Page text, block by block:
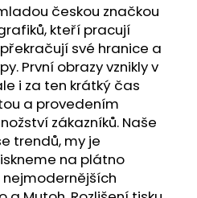
českou značkou
kteří pracují
své hranice a
První obrazy vznikly v
i za ten krátký čas
a provedením
zákazníků. Naše
trendů, my je
na plátno
nejmodernějších